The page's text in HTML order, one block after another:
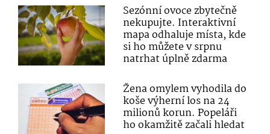
Sezónní ovoce zbytečně
nekupujte. Interaktivní
mapa odhaluje místa, kde
si ho můžete v srpnu
natrhat úplně zdarma
Žena omylem vyhodila do
koše výherní los na 24
milionů korun. Popeláři
ho okamžitě začali hledat